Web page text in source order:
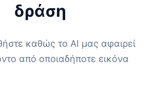
δράση
καθώς το AI μας αφαιρεί
από οποιαδήποτε εικόνα